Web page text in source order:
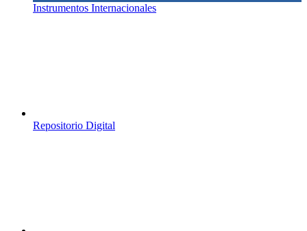
Instrumentos Internacionales
Repositorio Digital